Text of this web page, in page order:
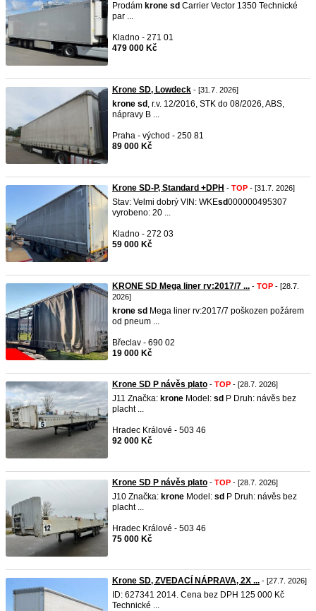
Prodám krone sd Carrier Vector 1350 Technické
par ...
Kladno - 271 01
479 000 Kč
Krone SD, Lowdeck - [31.7. 2026]
krone sd , r.v. 12/2016, STK do 08/2026, ABS,​
nápravy B ...
Praha - východ - 250 81
89 000 Kč
Krone SD-P, Standard +DPH - TOP - [31.7. 2026]
Stav: Velmi dobrý VIN: WKEsd000000495307
vyrobeno: 20 ...
Kladno - 272 03
59 000 Kč
KRONE SD Mega liner rv:2017/7 ... - TOP - [28.7.
2026]
krone sd Mega liner rv:2017/7 poškozen požárem
od pneum ...
Břeclav - 690 02
19 000 Kč
Krone SD P návěs plato - TOP - [28.7. 2026]
J11 Značka: krone Model: sd P Druh: návěs bez
placht ...
Hradec Králové - 503 46
92 000 Kč
Krone SD P návěs plato - TOP - [28.7. 2026]
J10 Značka: krone Model: sd P Druh: návěs bez
placht ...
Hradec Králové - 503 46
75 000 Kč
Krone SD, ZVEDACÍ NÁPRAVA, 2X ... - [27.7. 2026]
ID: 627341 2014. Cena bez DPH 125 000 Kč
Technické ...